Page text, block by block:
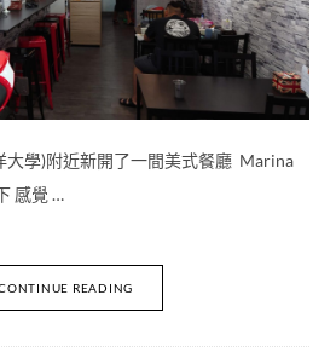
大學)附近新開了一間美式餐廳 Marina
感覺 …
READING